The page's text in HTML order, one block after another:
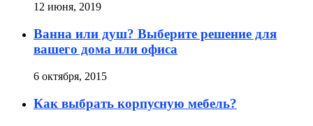
12 июня, 2019
Ванна или душ? Выберите решение для
вашего дома или офиса
6 октября, 2015
Как выбрать корпусную мебель?